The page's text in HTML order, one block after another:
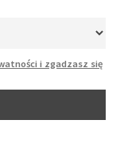
i zgadzasz się